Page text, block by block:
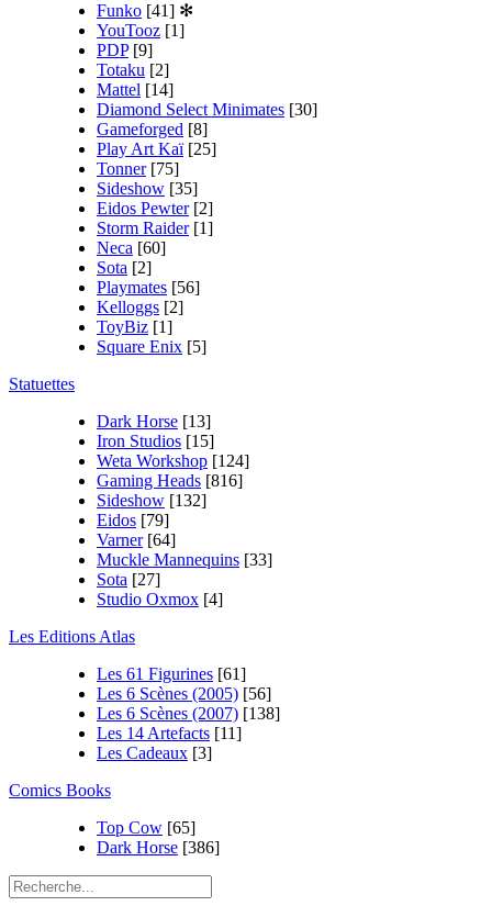
Funko [41] ✻
YouTooz [1]
PDP [9]
Totaku [2]
Mattel [14]
Diamond Select Minimates [30]
Gameforged [8]
Play Art Kaï [25]
Tonner [75]
Sideshow [35]
Eidos Pewter [2]
Storm Raider [1]
Neca [60]
Sota [2]
Playmates [56]
Kelloggs [2]
ToyBiz [1]
Square Enix [5]
Statuettes
Dark Horse [13]
Iron Studios [15]
Weta Workshop [124]
Gaming Heads [816]
Sideshow [132]
Eidos [79]
Varner [64]
Muckle Mannequins [33]
Sota [27]
Studio Oxmox [4]
Les Editions Atlas
Les 61 Figurines [61]
Les 6 Scènes (2005) [56]
Les 6 Scènes (2007) [138]
Les 14 Artefacts [11]
Les Cadeaux [3]
Comics Books
Top Cow [65]
Dark Horse [386]